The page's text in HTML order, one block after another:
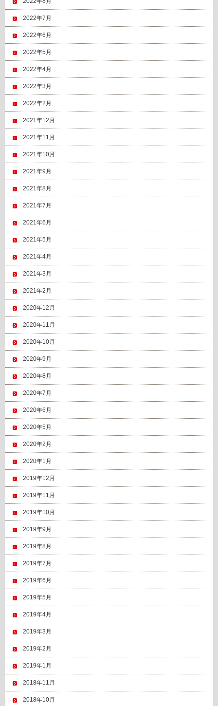
2022年7月
2022年6月
2022年5月
2022年4月
2022年3月
2022年2月
2021年12月
2021年11月
2021年10月
2021年9月
2021年8月
2021年7月
2021年6月
2021年5月
2021年4月
2021年3月
2021年2月
2020年12月
2020年11月
2020年10月
2020年9月
2020年8月
2020年7月
2020年6月
2020年5月
2020年2月
2020年1月
2019年12月
2019年11月
2019年10月
2019年9月
2019年8月
2019年7月
2019年6月
2019年5月
2019年4月
2019年3月
2019年2月
2019年1月
2018年11月
2018年10月